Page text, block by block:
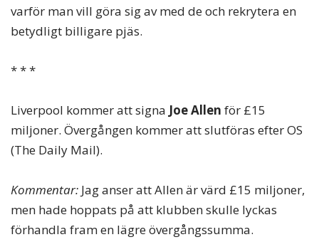
varför man vill göra sig av med de och rekrytera en
betydligt billigare pjäs.
* * *
Liverpool kommer att signa Joe Allen för £15
miljoner. Övergången kommer att slutföras efter OS
(The Daily Mail).
Kommentar: Jag anser att Allen är värd £15 miljoner,
men hade hoppats på att klubben skulle lyckas
förhandla fram en lägre övergångssumma.